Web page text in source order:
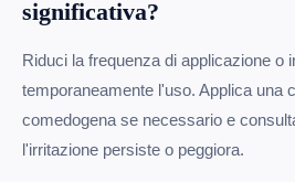
significativa?
Riduci la frequenza di applicazione o
temporaneamente l'uso. Applica una
comedogena se necessario e
l'irritazione persiste o peggiora.